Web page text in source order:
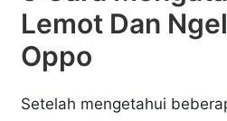
Lemot Dan
Oppo
Setelah mengetahui